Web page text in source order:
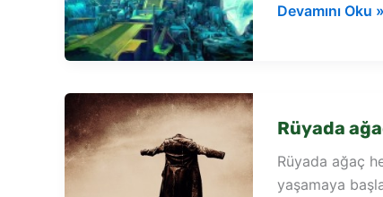
Rüyada
Devamını Oku »
Rüyada
Rüyada ağaç
yaşamaya